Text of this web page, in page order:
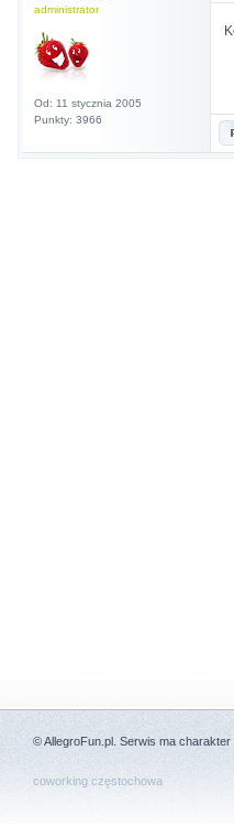
administrator
Od: 11 stycznia 2005
Punkty: 3966
©AllegroFun.pl . Serwis ma
coworking częstochowa